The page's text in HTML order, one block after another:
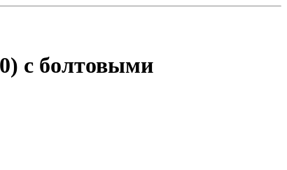
с болтовыми